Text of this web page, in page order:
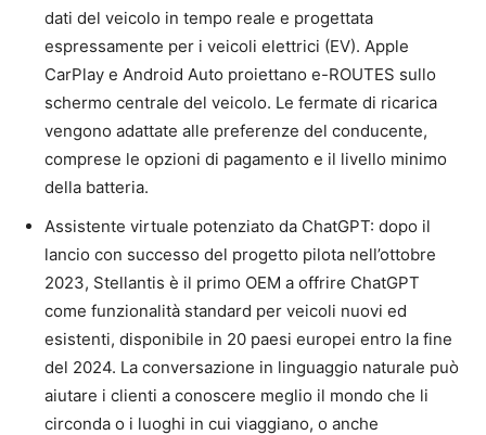
dati del veicolo in tempo reale e progettata
espressamente per i veicoli elettrici (EV). Apple
CarPlay e Android Auto proiettano e-ROUTES sullo
schermo centrale del veicolo. Le fermate di ricarica
vengono adattate alle preferenze del conducente,
comprese le opzioni di pagamento e il livello minimo
della batteria.
Assistente virtuale potenziato da ChatGPT: dopo il
lancio con successo del progetto pilota nell’ottobre
2023, Stellantis è il primo OEM a offrire ChatGPT
come funzionalità standard per veicoli nuovi ed
esistenti, disponibile in 20 paesi europei entro la fine
del 2024. La conversazione in linguaggio naturale può
aiutare i clienti a conoscere meglio il mondo che li
circonda o i luoghi in cui viaggiano, o anche